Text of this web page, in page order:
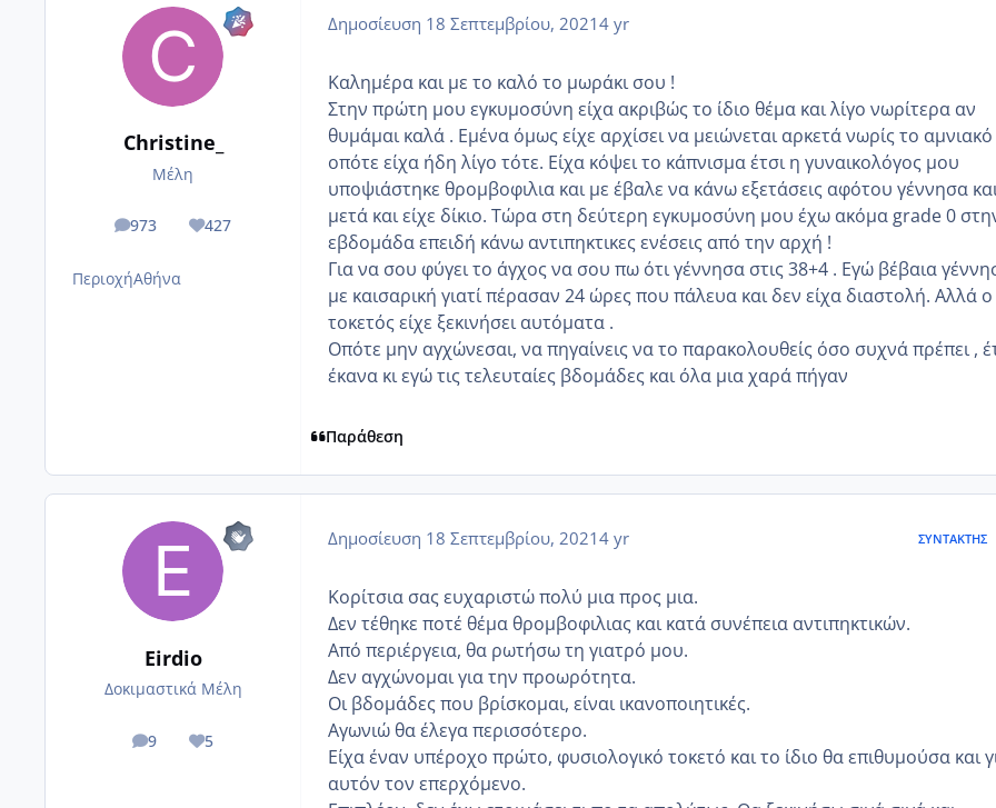
Christine_
Μέλη
973
posts 427
Reputation
ΠεριοχήΑθήνα
Δημοσίευση 18 Σεπτεμβρίου, 20214 yr
Καλημέρα και με το καλό το μωράκι σου !
Στην πρώτη μου εγκυμοσύνη είχα ακριβώς το ίδιο θέμα και λίγο νωρίτερα αν
θυμάμαι καλά . Εμένα όμως είχε αρχίσει να μειώνεται αρκετά νωρίς το αμνιακό
οπότε είχα ήδη λίγο τότε. Είχα κόψει το κάπνισμα έτσι η γυναικολόγος μου
υποψιάστηκε θρομβοφιλια και με έβαλε να κάνω εξετάσεις αφότου γέννησα
μετά και είχε δίκιο. Τώρα στη δεύτερη εγκυμοσύνη μου έχω ακόμα grade 0
εβδομάδα επειδή κάνω αντιπηκτικες ενέσεις από την αρχή !
Για να σου φύγει το άγχος να σου πω ότι γέννησα στις 38+4 . Εγώ βέβαια
με καισαρική γιατί πέρασαν 24 ώρες που πάλευα και δεν είχα διαστολή. Αλλά ο
τοκετός είχε ξεκινήσει αυτόματα .
Οπότε μην αγχώνεσαι, να πηγαίνεις να το παρακολουθείς όσο συχνά πρέπει ,
έκανα κι εγώ τις τελευταίες βδομάδες και όλα μια χαρά πήγαν
Παράθεση
Eirdio
Δοκιμαστικά Μέλη
9
posts 5
Reputation
Δημοσίευση 18 Σεπτεμβρίου, 20214 yr ΣΥΝΤΆΚΤΗΣ
Κορίτσια σας ευχαριστώ πολύ μια προς μια.
Δεν τέθηκε ποτέ θέμα θρομβοφιλιας και κατά συνέπεια αντιπηκτικών.
Από περιέργεια, θα ρωτήσω τη γιατρό μου.
Δεν αγχώνομαι για την προωρότητα.
Οι βδομάδες που βρίσκομαι, είναι ικανοποιητικές.
Αγωνιώ θα έλεγα περισσότερο.
Είχα έναν υπέροχο πρώτο, φυσιολογικό τοκετό και το ίδιο θα επιθυμούσα και
αυτόν τον επερχόμενο.